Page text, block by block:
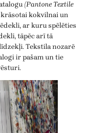
(Pantone Textile
kokvilnai un
ar kuru spēlēties
tāpēc arī tā
Tekstila nozarē
ir pašam un tie